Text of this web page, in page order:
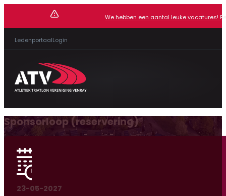
We hebben een aantal leuke vacatures!
LedenportaalLogin
Sponsorloop (reservering)
23-05-2027